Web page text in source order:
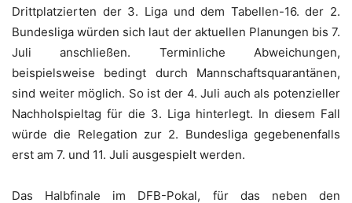
Drittplatzierten der 3. Liga und dem Tabellen-16. der 2.
Bundesliga würden sich laut der aktuellen Planungen bis 7.
Juli anschließen. Terminliche Abweichungen,
beispielsweise bedingt durch Mannschaftsquarantänen,
sind weiter möglich. So ist der 4. Juli auch als potenzieller
Nachholspieltag für die 3. Liga hinterlegt. In diesem Fall
würde die Relegation zur 2. Bundesliga gegebenenfalls
erst am 7. und 11. Juli ausgespielt werden.
Das Halbfinale im DFB-Pokal, für das neben den